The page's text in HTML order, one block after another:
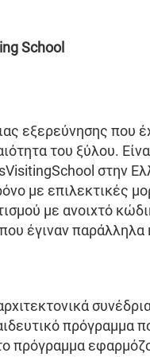
School
εξερεύνησης που
του ξύλου.
στην
με επιλεκτικές
με ανοιχτό
έγιναν παράλληλα
πρόγραμμα